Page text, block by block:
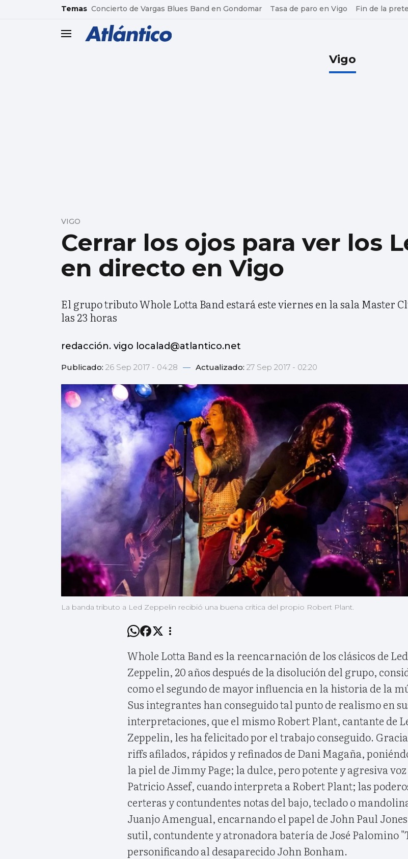
common.go-to-content
Temas Concierto de Vargas Blues Band en Gondomar Tasa de paro en Vigo Fin de la
header.menu.open
Vigo
Cerrar los ojos para ver los
en directo en Vigo
VIGO
El grupo tributo Whole Lotta Band estará este viernes en la sala Master
las 23 horas
redacción. vigo localad@atlantico.net
Publicado: 26 Sep 2017 - 04:28 — Actualizado: 27 Sep 2017 - 02:20
La banda tributo a Led Zeppelin recibió una buena crítica del propio Robert Plant.
Whole Lotta Band es la reencarnación de los clásicos de Led
Zeppelin, 20 años después de la disolución del grupo,
como el segundo de mayor influencia en la historia de la
Sus integrantes han conseguido tal punto de realismo en
interpretaciones, que el mismo Robert Plant, cantante de
Zeppelin, les ha felicitado por el trabajo conseguido.
riffs afilados, rápidos y refinados de Dani Magaña,
la piel de Jimmy Page; la dulce, pero potente y agresiva voz
Patricio Assef, cuando interpreta a Robert Plant; las
certeras y contundentes notas del bajo, teclado o
Juanjo Amengual, encarnando el papel de John Paul
sutil, contundente y atronadora batería de José Palomino
personificando al desaparecido John Bonham.